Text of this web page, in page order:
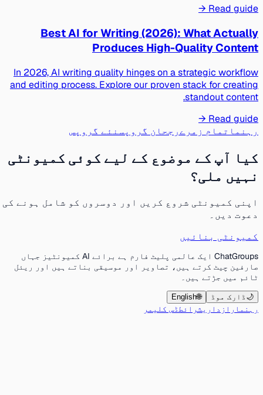
Read guide →
Best AI for Writing (2026): What Actually
Produces High-Quality Content
In 2026, AI writing quality hinges on a strategic workflow
and editing process. Explore our proven stack for creating
standout content.
Read guide →
رہنماتمام زمرےرجحان گروپسنئے گروپس
کیا آپ کے موضوع کے لیے کوئی کمیونٹی
نہیں ملی؟
اپنی کمیونٹی شروع کریں اور دوسروں کو شامل ہونے کی
دعوت دیں۔
کمیونٹی بنائیں
ChatGroups ایک عالمی پلیٹ فارم ہے برائے AI کمیونٹیز جہاں
صارفین چیٹ کرتے ہیں، تصاویر اور موسیقی بناتے ہیں اور ریئل
ٹائم میں جڑتے ہیں۔
🌙ڈارک موڈ 🌐
English
رہنمارازداری شرائطڈس کلیمر